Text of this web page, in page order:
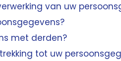
van uw
met derden?
tot uw